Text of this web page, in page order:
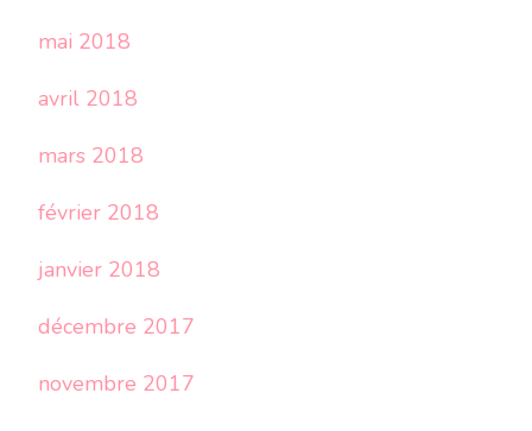
mai 2018
avril 2018
mars 2018
février 2018
janvier 2018
décembre 2017
novembre 2017